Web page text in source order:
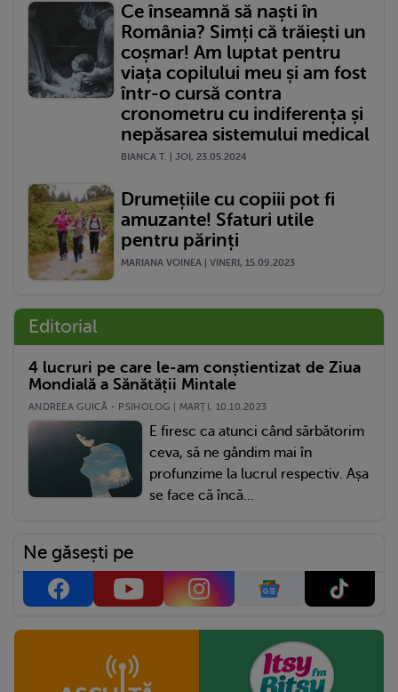
Ce înseamnă să naști în
România? Simți că trăiești un
coșmar! Am luptat pentru
viața copilului meu și am fost
într-o cursă contra
cronometru cu indiferența și
nepăsarea sistemului medical
BIANCA T. | JOI, 23.05.2024
Drumețiile cu copiii pot fi
amuzante! Sfaturi utile
pentru părinți
MARIANA VOINEA | VINERI, 15.09.2023
Editorial
4 lucruri pe care le-am conștientizat de Ziua
Mondială a Sănătății Mintale
ANDREEA GUICĂ - PSIHOLOG | MARŢI, 10.10.2023
E firesc ca atunci când sărbătorim
ceva, să ne gândim mai în
profunzime la lucrul respectiv. Așa
se face că încă...
Ne găsești pe